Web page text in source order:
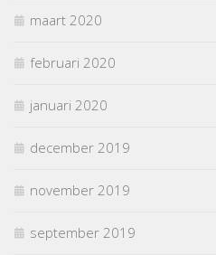
maart 2020
februari 2020
januari 2020
december 2019
november 2019
september 2019